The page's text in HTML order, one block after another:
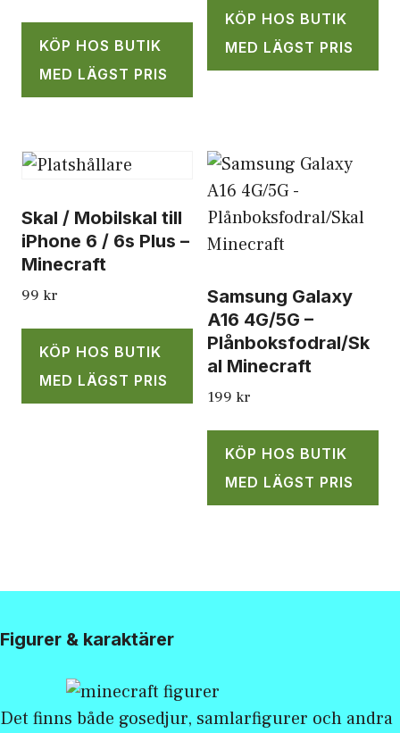
KÖP HOS BUTIK
MED LÄGST PRIS
KÖP HOS BUTIK
MED LÄGST PRIS
Skal / Mobilskal till
iPhone 6 / 6s Plus –
Minecraft
99 kr
KÖP HOS BUTIK
MED LÄGST PRIS
Samsung Galaxy
A16 4G/5G –
Plånboksfodral/Sk
al Minecraft
199 kr
KÖP HOS BUTIK
MED LÄGST PRIS
Figurer & karaktärer
Det finns både gosedjur, samlarfigurer och andra